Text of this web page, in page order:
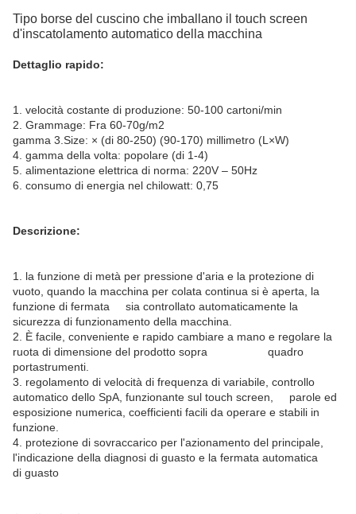
Tipo borse del cuscino che imballano il touch screen
d'inscatolamento automatico della macchina
Dettaglio rapido:
1. velocità costante di produzione: 50-100 cartoni/min
2. Grammage: Fra 60-70g/m2
gamma 3.Size: × (di 80-250) (90-170) millimetro (L×W)
4. gamma della volta: popolare (di 1-4)
5. alimentazione elettrica di norma: 220V – 50Hz
6. consumo di energia nel chilowatt: 0,75
Descrizione:
1. la funzione di metà per pressione d'aria e la protezione di
vuoto, quando la macchina per colata continua si è aperta, la
funzione di fermata sia controllato automaticamente la
sicurezza di funzionamento della macchina.
2. È facile, conveniente e rapido cambiare a mano e regolare la
ruota di dimensione del prodotto sopra quadro
portastrumenti.
3. regolamento di velocità di frequenza di variabile, controllo
automatico dello SpA, funzionante sul touch screen, parole ed
esposizione numerica, coefficienti facili da operare e stabili in
funzione.
4. protezione di sovraccarico per l'azionamento del principale,
l'indicazione della diagnosi di guasto e la fermata automatica
di guasto